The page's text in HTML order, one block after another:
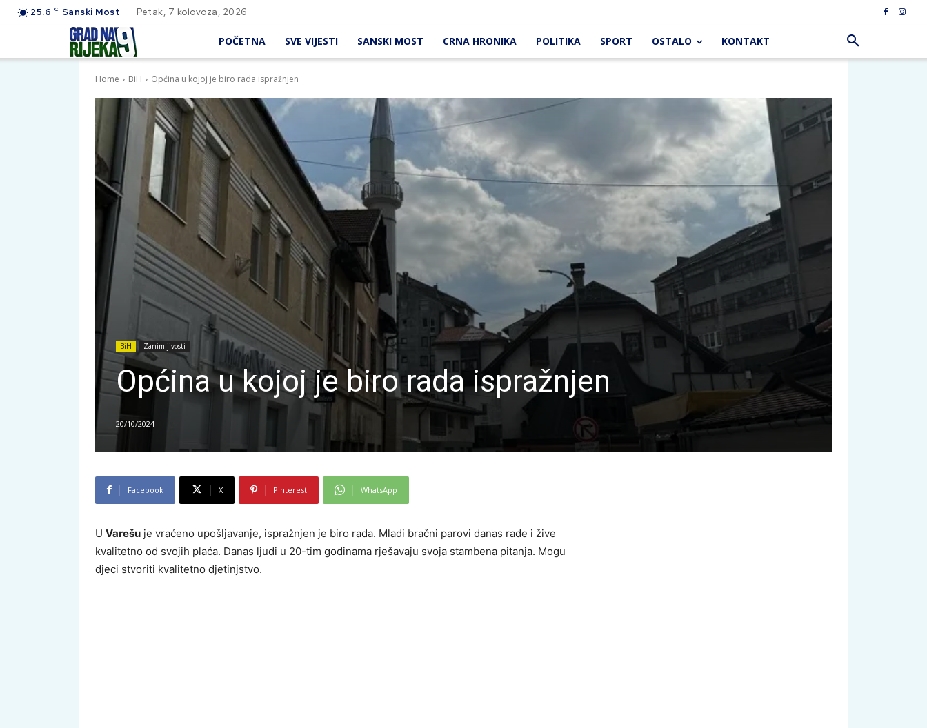
25.6 C Sanski Most Petak, 7 kolovoza, 2026
POČETNA SVE VIJESTI SANSKI MOST CRNA HRONIKA POLITIKA SPORT OSTALO KONTAKT
Home BiH Općina u kojoj je biro rada ispražnjen
BiH Zanimljivosti
Općina u kojoj je biro rada ispražnjen
20/10/2024
Facebook X Pinterest WhatsApp
U Varešu je vraćeno upošljavanje, ispražnjen je biro rada. Mladi bračni parovi danas rade i žive
kvalitetno od svojih plaća. Danas ljudi u 20-tim godinama rješavaju svoja stambena pitanja. Mogu
djeci stvoriti kvalitetno djetinjstvo.